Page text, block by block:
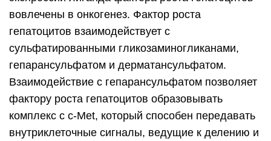
вовлечены в онкогенез. Фактор роста
гепатоцитов взаимодействует с
сульфатированными гликозаминогликанами,
гепарансульфатом и дерматансульфатом.
Взаимодействие с гепарансульфатом позволяет
фактору роста гепатоцитов образовывать
комплекс с c-Met, который способен передавать
внутриклеточные сигналы, ведущие к делению и